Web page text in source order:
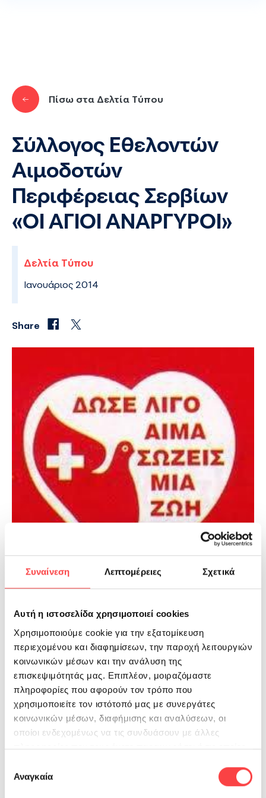
Συναίνεση Λεπτομέρειες Σχετικά
Αυτή η ιστοσελίδα χρησιμοποιεί cookies
Χρησιμοποιούμε cookie για την εξατομίκευση
περιεχομένου και διαφημίσεων, την παροχή λειτουργιών
κοινωνικών μέσων και την ανάλυση της
επισκεψιμότητάς μας. Επιπλέον, μοιραζόμαστε
πληροφορίες που αφορούν τον τρόπο που
χρησιμοποιείτε τον ιστότοπό μας με συνεργάτες
κοινωνικών μέσων, διαφήμισης και αναλύσεων, οι
οποίοι ενδεχομένως να τις συνδυάσουν με άλλες
πληροφορίες που τους έχετε παραχωρήσει ή τις οποίες
των υπηρεσιών τους.
συγκατάθεσης
Αναγκαία
Πίσω στα Δελτία Τύπου
Σύλλογος Εθελοντών
Αιμοδοτών
Περιφέρειας Σερβίων
«ΟΙ ΑΓΙΟΙ ΑΝΑΡΓΥΡΟΙ»
Δελτία Τύπου
Ιανουάριος 2014
Share
Το Σάββατο 25/01/14 & ώρα 9:00 - 13:30, στα
γραφεία του Συλλόγου, θα πραγματοποιηθεί
Εθελοντική Αιμοδοσία.
Παρακαλούμε όσους μπορούν να προσέλθουν
για να συμμετάσχουν στην αιμοδοσία.
Περιοχή :
ΣΕΡΒΙΩΝ ΚΟΖΑΝΗΣ
Διεύθυνση :
117 ΕΘΝΟΜΑΡΤΥΡΩΝ 20, ΣΕΡΒΙΑ
Τηλέφωνο :
2464023045 , fax 2464023045